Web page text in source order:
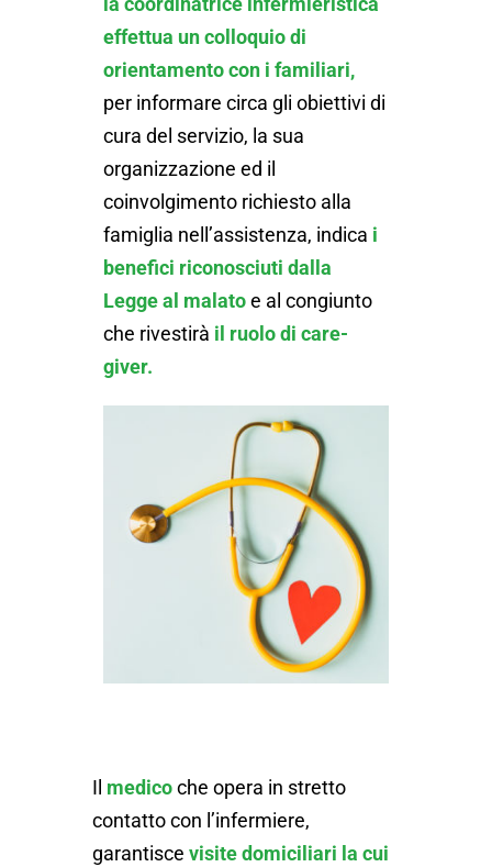
effettua un colloquio di
orientamento con i familiari,
per informare circa gli obiettivi di
cura del servizio, la sua
organizzazione ed il
coinvolgimento richiesto alla
famiglia nell’assistenza, indica i
benefici riconosciuti dalla
Legge al malatoe al congiunto
che rivestirà il ruolo di care-
giver.
Il medicoche opera in stretto
contatto con l’infermiere,
garantisce visite domiciliari la cui